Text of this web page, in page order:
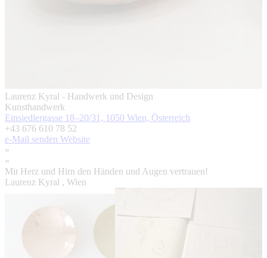
Laurenz Kyral - Handwerk und Design
Kunsthandwerk
Einsiedlergasse 18–20/31, 1050 Wien, Österreich
+43 676 610 78 52
e-Mail senden Website
»
«
Mit Herz und Hirn den Händen und Augen vertrauen!
Laurenz Kyral , Wien